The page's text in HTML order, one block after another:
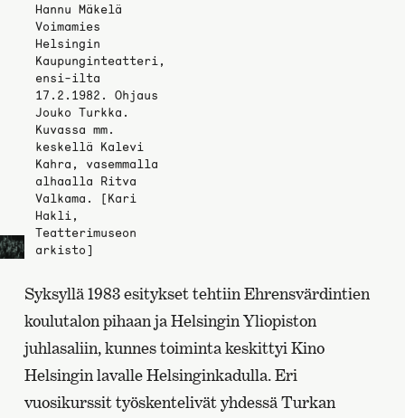
Hannu Mäkelä
Voimamies
Helsingin
Kaupunginteatteri,
ensi-ilta
17.2.1982. Ohjaus
Jouko Turkka.
Kuvassa mm.
keskellä Kalevi
Kahra, vasemmalla
alhaalla Ritva
Valkama. [Kari
Hakli,
Teatterimuseon
arkisto]
Syksyllä 1983 esitykset tehtiin Ehrensvärdintien
koulutalon pihaan ja Helsingin Yliopiston
juhlasaliin, kunnes toiminta keskittyi Kino
Helsingin lavalle Helsinginkadulla. Eri
vuosikurssit työskentelivät yhdessä Turkan